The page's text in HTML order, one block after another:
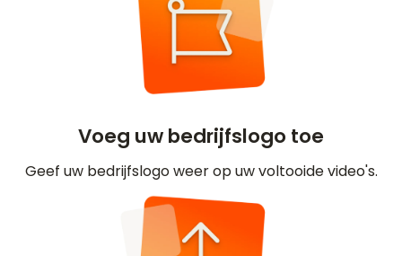
Voeg uw bedrijfslogo toe
Geef uw bedrijfslogo weer op uw voltooide video's.